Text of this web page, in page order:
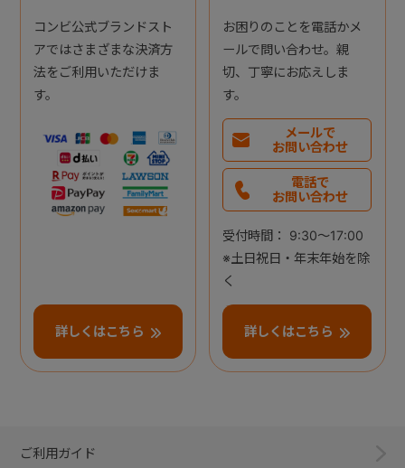
コンビ公式ブランドスト
アではさまざまな決済方
法をご利用いただけま
す。
詳しくはこちら
お困りのことを電話かメ
ールで問い合わせ。親
切、丁寧にお応えしま
す。
メールで
お問い合わせ
電話で
お問い合わせ
受付時間： 9:30～17:00
※土日祝日・年末年始を除
く
詳しくはこちら
ご利用ガイド